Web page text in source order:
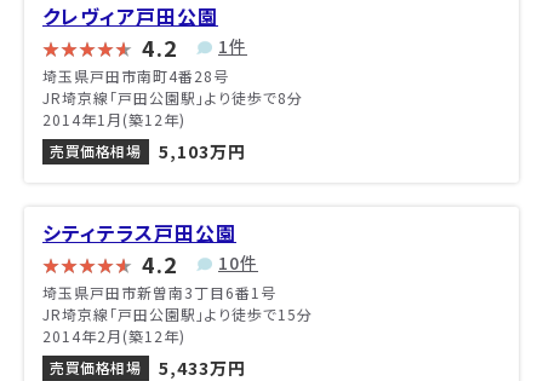
クレヴィア戸田公園
4.2 1件
埼玉県戸田市南町4番28号
JR埼京線「戸田公園駅」より徒歩で8分
2014年1月(築12年)
売買価格相場
5,103万円
シティテラス戸田公園
4.2 10件
埼玉県戸田市新曽南3丁目6番1号
JR埼京線「戸田公園駅」より徒歩で15分
2014年2月(築12年)
売買価格相場
5,433万円